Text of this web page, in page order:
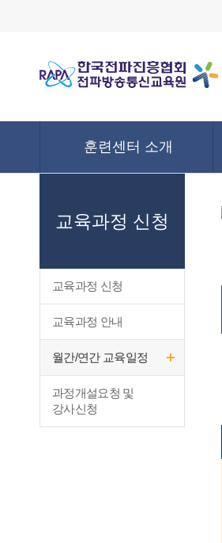
훈련센터 소개
교육과정 신청
교육과정 신청
교육과정 안내
월간/연간 교육일정
과정개설요청 및
강사신청